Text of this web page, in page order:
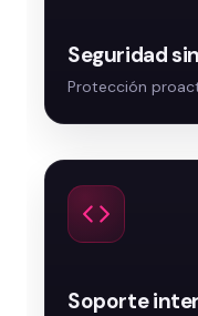
Seguridad
Soporte